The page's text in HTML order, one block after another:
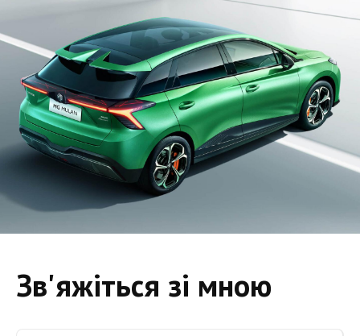
Зв'яжіться зі мною